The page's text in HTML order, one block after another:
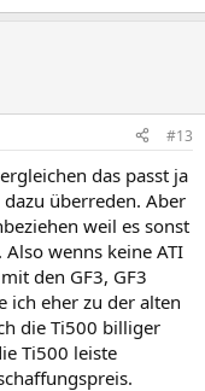
#13
das passt ja
überreden. Aber
weil es sonst
wenns keine ATI
den GF3, GF3
ich eher zu der alten
die Ti500 billiger
Ti500 leiste